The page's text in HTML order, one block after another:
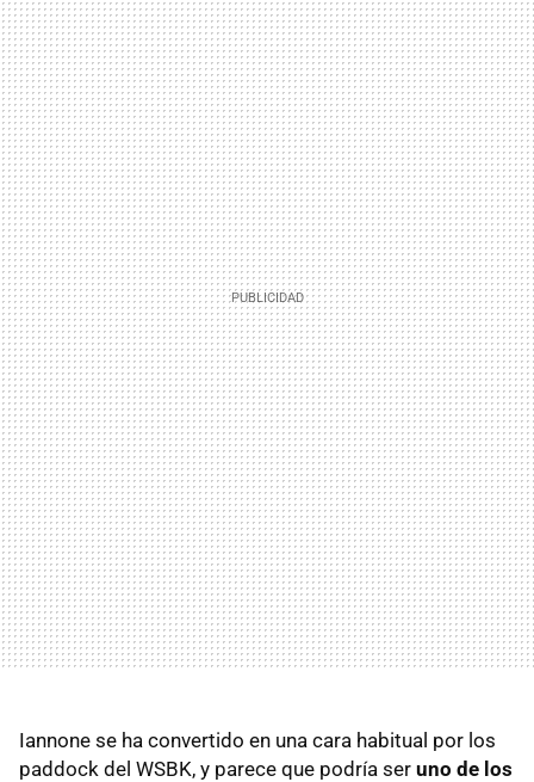
Iannone se ha convertido en una cara habitual por los
paddock del WSBK, y parece que podría ser uno de los